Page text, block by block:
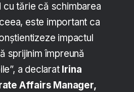
tărie că schimbarea
este important ca
impactul
sprijinim împreună
a declarat Irina
Affairs Manager,